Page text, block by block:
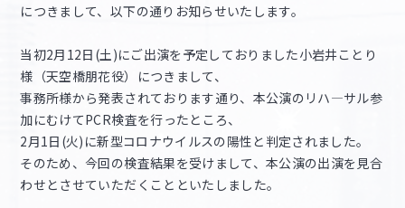
につきまして、以下の通りお知らせいたします。
当初2月12日(土)にご出演を予定しておりました小岩井ことり
様（天空橋朋花役）につきまして、
事務所様から発表されております通り、本公演のリハ―サル参
加にむけてPCR検査を行ったところ、
2月1日(火)に新型コロナウイルスの陽性と判定されました。
そのため、今回の検査結果を受けまして、本公演の出演を見合
わせとさせていただくことといたしました。